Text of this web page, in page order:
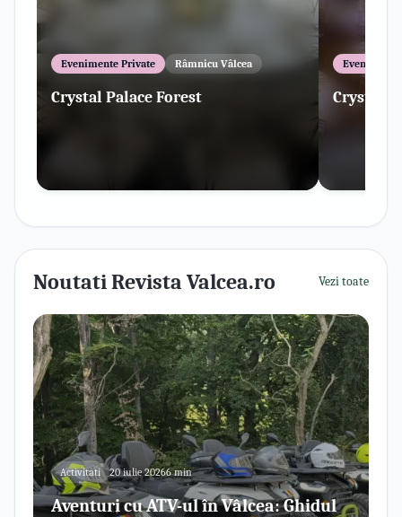
Evenimente Private Râmnicu Vâlcea
Crystal Palace Forest Crystal
Noutati Revista Valcea.ro Vezi toate
Activitati 20 iulie 20266 min
Aventuri cu ATV-ul în Vâlcea: Ghidul